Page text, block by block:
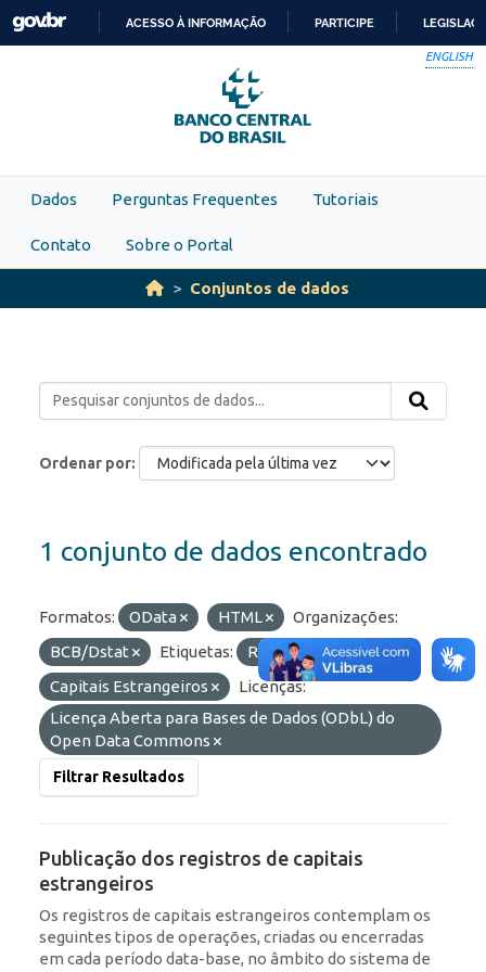
Skip to main content
PARA
O
CONTEÚDO
ACESSO À INFORMAÇÃO PARTICIPE
ENGLISH
Dados Perguntas Frequentes Tutoriais
Contato Sobre o Portal
Conjuntos de dados
Ordenar por
1 conjunto de dados encontrado
Formatos: OData HTML
Organizações:
BCB/Dstat
Etiquetas:
RDE
Capitais Estrangeiros
Licenças:
Licença Aberta para Bases de Dados (ODbL) do
Open Data Commons
Filtrar Resultados
Publicação dos registros de capitais
estrangeiros
Os registros de capitais estrangeiros contemplam os
seguintes tipos de operações, criadas ou encerradas
em cada período data-base, no âmbito do sistema de